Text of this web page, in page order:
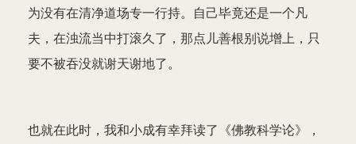
为没有在清净道场专一行持。自己毕竟还是一个凡
夫，在浊流当中打滚久了，那点儿善根别说增上，只
要不被吞没就谢天谢地了。
也就在此时，我和小成有幸拜读了《佛教科学论》，